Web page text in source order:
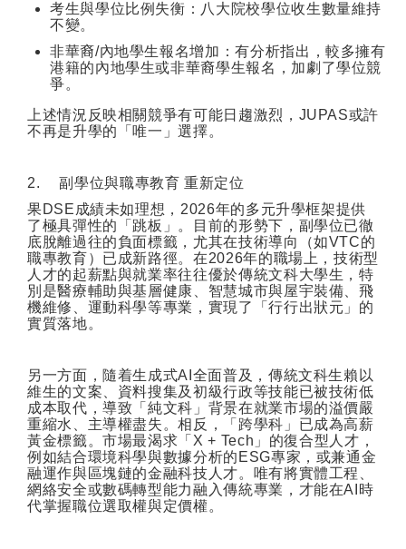
考生與學位比例失衡：八大院校學位收生數量維持
不變。
非華裔/內地學生報名增加：有分析指出，較多擁有
港籍的內地學生或非華裔學生報名，加劇了學位競
爭。
上述情況反映相關競爭有可能日趨激烈， JUPAS或許
不再是升學的「唯一」選擇。
2. 副學位與職專教育 重新定位
果DSE 成績未如理想， 2026年的多元升學框架提供
了極具彈性的「跳板」。目前的形勢下，副學位已徹
底脫離過往的負面標籤，尤其在技術導向（如VTC的
職專教育）已成新路徑。在2026年的職場上，技術型
人才的起薪點與就業率往往優於傳統文科大學生，特
別是醫療輔助與基層健康、智慧城市與屋宇裝備、飛
機維修、運動科學等專業，實現了「行行出狀元」的
實質落地。
另一方面，隨着生成式AI 全面普及，傳統文科生賴以
維生的文案、資料搜集及初級行政等技能已被技術低
成本取代，導致「純文科」背景在就業市場的溢價嚴
重縮水、主導權盡失。相反，「跨學科」已成為高薪
黃金標籤。市場最渴求「 X + Tech 」的復合型人才，
例如結合環境科學與數據分析的 ESG專家，或兼通金
融運作與區塊鏈的金融科技人才。唯有將實體工程、
網絡安全或數碼轉型能力融入傳統專業，才能在AI 時
代掌握職位選取權與定價權。